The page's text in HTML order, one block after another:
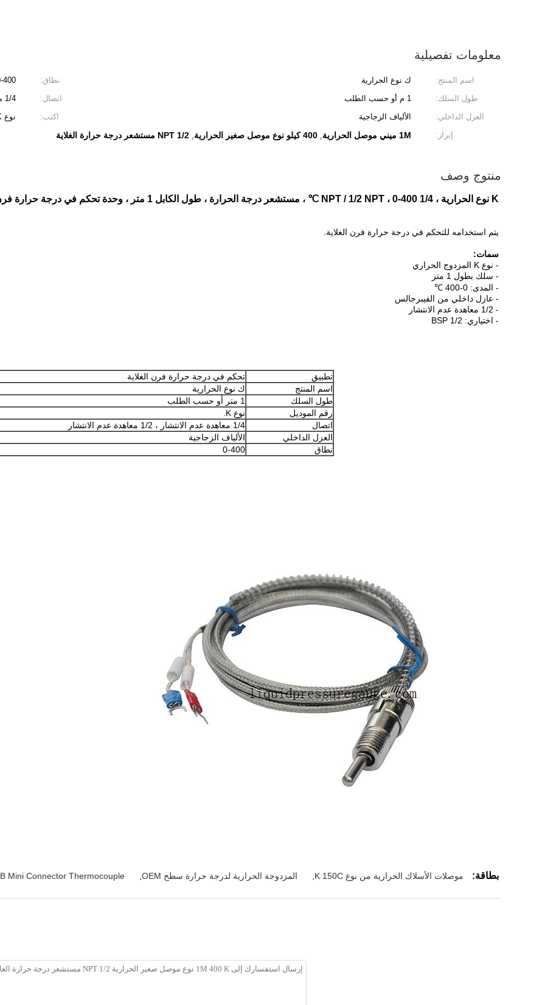
معلومات تفصيلية
اسم المنتج: ك نوع الحرارية نطاق:
400 ℃
طول السلك:
1 م أو حسب الطلب اتصال:
1/4 معاهدة عدم الانتشار ، 1/2 معاهدة عدم الانتشار
العزل الداخلي:
الألياف الزجاجية اكتب:
نوع K
إبراز:
1M ميني موصل الحرارية , 400 كيلو نوع موصل صغير الحرارية , 1/2 NPT مستشعر درجة حرارة الغلاية
منتوج وصف
K نوع الحرارية ، 1/4 NPT / 1/2 NPT ، 0-400 ℃ ، مستشعر درجة الحرارة ، طول الكابل 1 متر ، وحدة تحكم في درجة حرارة فرن الغلاية
يتم استخدامه للتحكم في درجة حرارة فرن الغلاية.
سمات:
- نوع K المزدوج الحراري
- سلك بطول 1 متر
- المدى: 0-400 ℃
- عازل داخلي من الفيبرجالس
- 1/2 معاهدة عدم الانتشار
- اختياري: 1/2 BSP
تطبيق
تحكم في درجة حرارة فرن الغلاية
اسم المنتج
ك نوع الحرارية
طول السلك
1 متر أو حسب الطلب
رقم الموديل
نوع K.
اتصال
1/4 معاهدة عدم الانتشار ، 1/2 معاهدة عدم الانتشار
العزل الداخلي
الألياف الزجاجية
نطاق
0-400
بطاقة: موصلات الأسلاك الحرارية من نوع K 150C المزدوجة الحرارية لدرجة حرارة سطح OEM Mini Connector Thermocouple